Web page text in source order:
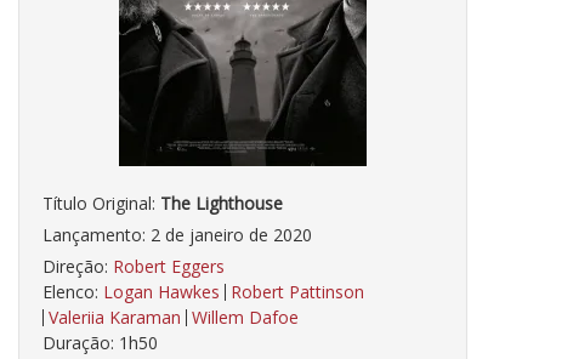
Título Original: The Lighthouse
Lançamento: 2 de janeiro de 2020
Direção: Robert Eggers
Elenco: Logan Hawkes Robert Pattinson
Valeriia Karaman Willem Dafoe
Duração: 1h50